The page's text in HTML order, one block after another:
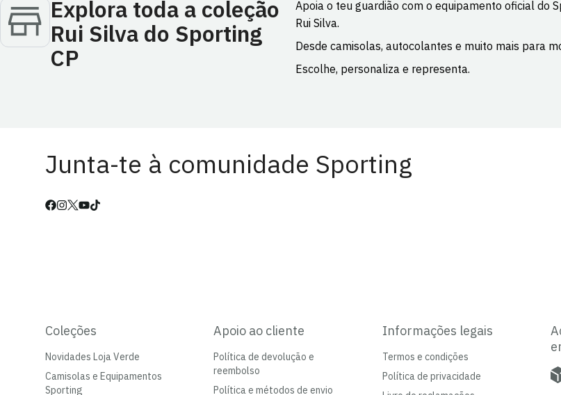
Explora toda a coleção
Rui Silva do Sporting
CP
Apoia o teu guardião com o equipamento oficial do
Rui Silva.
Desde camisolas, autocolantes e muito mais para
Escolhe, personaliza e representa.
Junta-te à comunidade Sporting
Coleções
Novidades Loja Verde
Camisolas e Equipamentos
Sporting
Apoio ao cliente
Política de devolução e
reembolso
Política e métodos de envio
Informações legais
Termos e condições
Política de privacidade